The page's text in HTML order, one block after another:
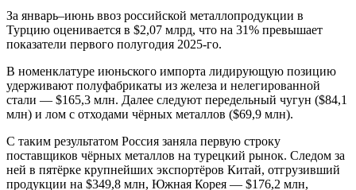
За январь–июнь ввоз российской металлопродукции в
Турцию оценивается в $2,07 млрд, что на 31% превышает
показатели первого полугодия 2025-го.
В номенклатуре июньского импорта лидирующую позицию
удерживают полуфабрикаты из железа и нелегированной
стали — $165,3 млн. Далее следуют передельный чугун ($84,1
млн) и лом с отходами чёрных металлов ($69,9 млн).
С таким результатом Россия заняла первую строку
поставщиков чёрных металлов на турецкий рынок. Следом за
ней в пятёрке крупнейших экспортёров Китай, отгрузивший
продукции на $349,8 млн, Южная Корея — $176,2 млн,